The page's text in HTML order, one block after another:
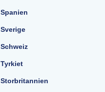
Spanien
Sverige
Schweiz
Tyrkiet
Storbritannien